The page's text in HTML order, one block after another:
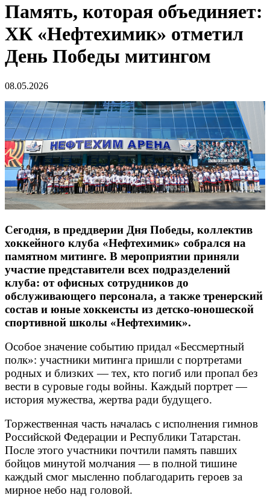
Память, которая объединяет:
ХК «Нефтехимик» отметил
День Победы митингом
08.05.2026
Сегодня, в преддверии Дня Победы, коллектив
хоккейного клуба «Нефтехимик» собрался на
памятном митинге. В мероприятии приняли
участие представители всех подразделений
клуба: от офисных сотрудников до
обслуживающего персонала, а также тренерский
состав и юные хоккеисты из детско‑юношеской
спортивной школы «Нефтехимик».
Особое значение событию придал «Бессмертный
полк»: участники митинга пришли с портретами
родных и близких — тех, кто погиб или пропал без
вести в суровые годы войны. Каждый портрет —
история мужества, жертва ради будущего.
Торжественная часть началась с исполнения гимнов
Российской Федерации и Республики Татарстан.
После этого участники почтили память павших
бойцов минутой молчания — в полной тишине
каждый смог мысленно поблагодарить героев за
мирное небо над головой.